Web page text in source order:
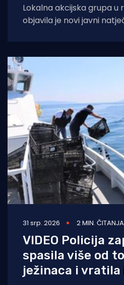
Lokalna akcijska grupa u
objavila je novi javni
31 srp. 2026 2 MIN. ČITANJA
VIDEO Policija
spasila više od
ježinaca i vratila